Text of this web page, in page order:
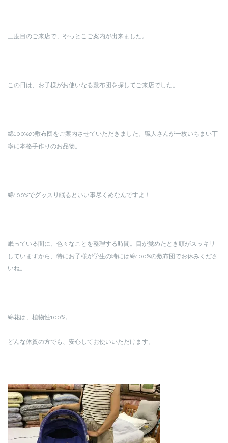
三度目のご来店で、やっとこご案内が出来ました。
この日は、お子様がお使いなる敷布団を探してご来店でした。
綿100%の敷布団をご案内させていただきました。職人さんが一枚いちまい丁
寧に本格手作りのお品物。
綿100%でグッスリ眠るといい事尽くめなんですよ！
眠っている間に、色々なことを整理する時間。目が覚めたとき頭がスッキリ
していますから、特にお子様が学生の時には綿100%の敷布団でお休みくださ
いね。
綿花は、植物性100%。
どんな体質の方でも、安心してお使いいただけます。